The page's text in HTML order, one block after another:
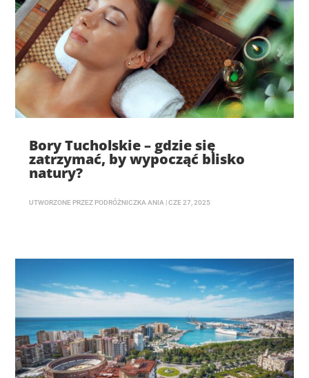
Bory Tucholskie – gdzie się
zatrzymać, by wypocząć blisko
natury?
UTWORZONE PRZEZ PODRÓŻNICZKA ANIA |CZE 27, 2025